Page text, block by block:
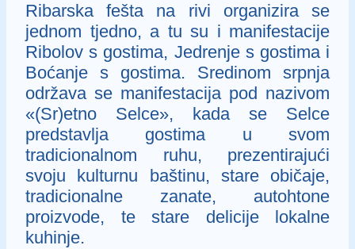
Ribarska fešta na rivi organizira se
jednom tjedno, a tu su i manifestacije
Ribolov s gostima, Jedrenje s gostima i
Boćanje s gostima. Sredinom srpnja
održava se manifestacija pod nazivom
«(Sr)etno Selce», kada se Selce
predstavlja gostima u svom
tradicionalnom ruhu, prezentirajući
svoju kulturnu baštinu, stare običaje,
tradicionalne zanate, autohtone
proizvode, te stare delicije lokalne
kuhinje.